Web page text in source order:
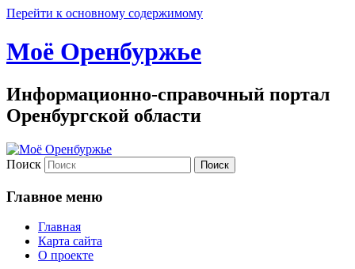
Перейти к основному содержимому
Моё Оренбуржье
Информационно-справочный портал
Оренбургской области
Поиск
Главное меню
Главная
Карта сайта
О проекте